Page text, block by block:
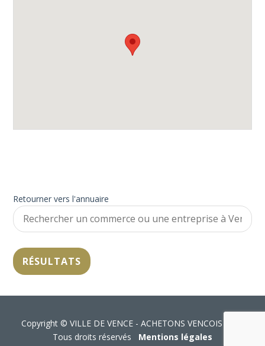
Retourner vers l'annuaire
Copyright © VILLE DE VENCE - ACHETONS VENCOIS 2026
Tous droits réservés Mentions légales